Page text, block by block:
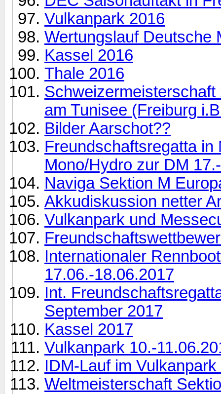
Vulkanpark 2016
Wertungslauf Deutsche
Kassel 2016
Thale 2016
am Tunisee (Freiburg
Bilder Aarschot??
Freundschaftsregatta in
Mono/Hydro zur DM
Naviga Sektion M
Akkudiskussion netter
Vulkanpark und
Internationaler
17.06.-18.06.2017
Int.
September 2017
Kassel 2017
Vulkanpark 10.-
IDM-Lauf im
Weltmeisterschaft